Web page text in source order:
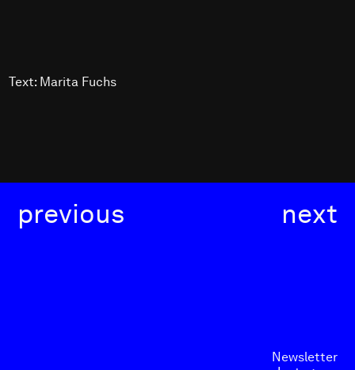
Text: Marita Fuchs
previous next
Newsletter